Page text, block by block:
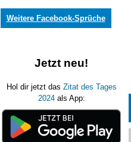
Weitere Facebook-Sprüche
Jetzt neu!
Hol dir jetzt das Zitat des Tages
2024als App: